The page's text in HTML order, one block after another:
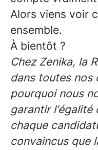
Alors viens voir
ensemble.
À bientôt ?
Chez Zenika, la
dans toutes nos
pourquoi nous
garantir
chaque
convaincus que